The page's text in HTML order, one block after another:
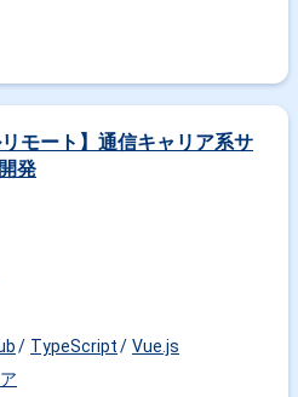
モート】通信キャリア系サ
発
TypeScript
Vue.js